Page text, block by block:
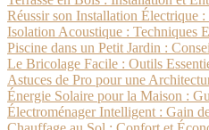
Réussir son Installation Électrique :
Isolation Acoustique : Techniques
Piscine dans un Petit Jardin :
Le Bricolage Facile : Outils
Astuces de Pro pour une
Énergie Solaire pour la Maison :
Électroménager Intelligent : Gain